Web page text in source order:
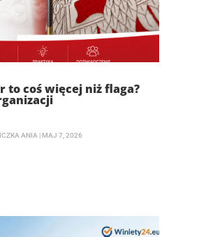
to coś więcej niż flaga?
ANIA | MAJ 7, 2026